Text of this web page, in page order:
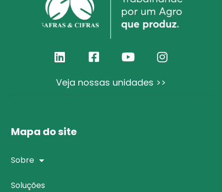
Veja nossas unidades >>
Mapa do site
Sobre
Soluções